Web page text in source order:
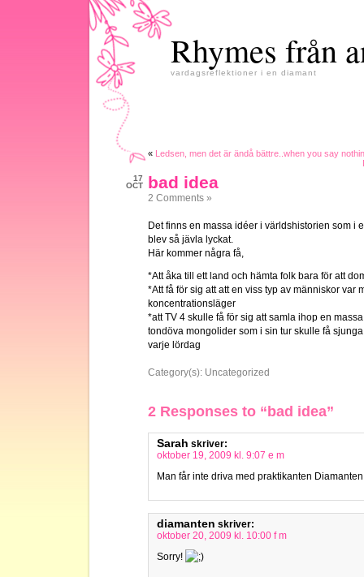
Rhymes från
vardagsreflektioner i en diamant
« Ledsen, men det är ändå bättre..when you say
17
OCT
bad idea
2 Comments »
Det finns en massa idéer i världshistorien som i
blev så jävla lyckat.
Här kommer några få,
*Att åka till ett land och hämta folk bara för att
*Att få för sig att att en viss typ av människor var
koncentrationsläger
*att TV 4 skulle få för sig att samla ihop en
tondöva mongolider som i sin tur skulle få
varje lördag
Category(s): Uncategorized
2 Responses to “bad idea”
Sarah skriver:
oktober 19, 2009 kl. 9:07 e m
Man får inte driva med praktikanten
diamanten skriver:
oktober 20, 2009 kl. 10:00 f m
Sorry!